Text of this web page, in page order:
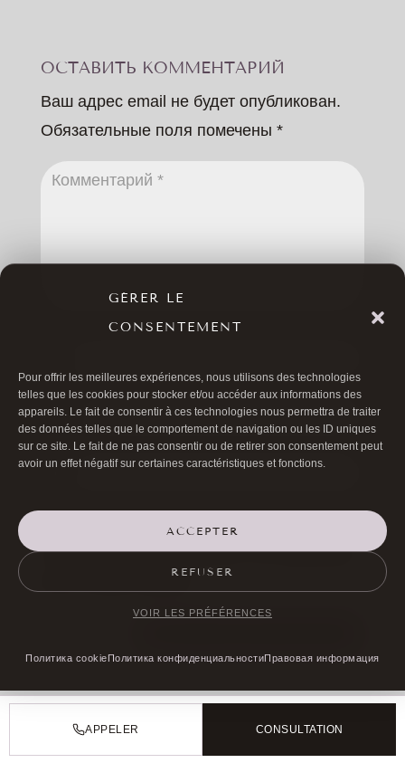
GÉRER LE
CONSENTEMENT
Pour offrir les meilleures expériences, nous utilisons des technologies
telles que les cookies pour stocker et/ou accéder aux informations des
appareils. Le fait de consentir à ces technologies nous permettra de traiter
des données telles que le comportement de navigation ou les ID uniques
sur ce site. Le fait de ne pas consentir ou de retirer son consentement peut
avoir un effet négatif sur certaines caractéristiques et fonctions.
ACCEPTER
REFUSER
VOIR LES PRÉFÉRENCES
Политика cookieПолитика конфиденциальностиПравовая информация
ОСТАВИТЬ КОММЕНТАРИЙ
Ваш адрес email не будет опубликован.
Обязательные поля помечены *
Сохранить моё имя, email и адрес
сайта в этом браузере для последующих
APPELER CONSULTATION